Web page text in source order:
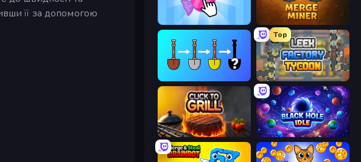
її за допомогою
Candy Clicker 2 Merge Miner
Top
Leek Factory Tycoon
Click To Grill Black Hole Idle